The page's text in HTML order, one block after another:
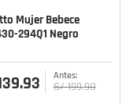
Mujer Bebece
294Q1 Negro
.93 S/ 199.90